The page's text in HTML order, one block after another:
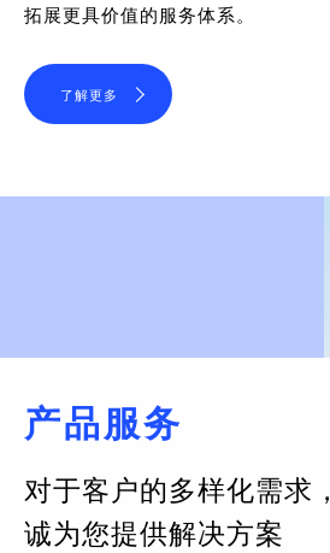
拓展更具价值的服务体系。
了解更多
产品服务
对于客户的多样化需求，
诚为您提供解决方案